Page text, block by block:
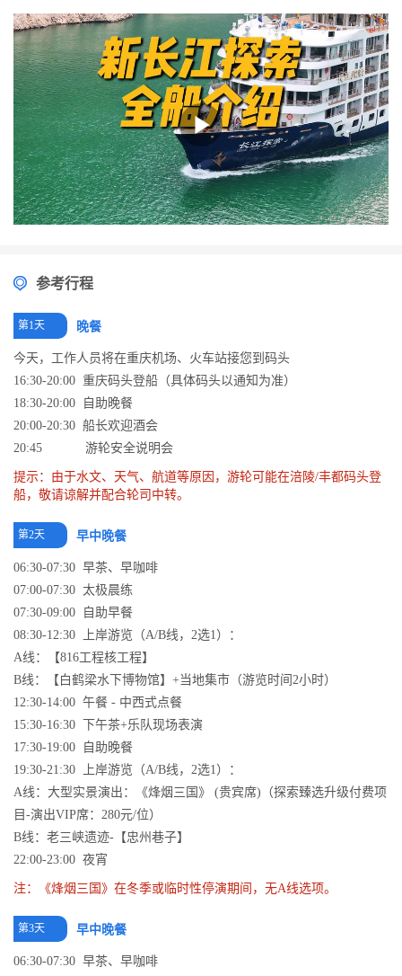
带来无与伦比的奢华游轮旅行体验。
参考行程
第1天 晚餐
今天，工作人员将在重庆机场、火车站接您到码头
16:30-20:00 重庆码头登船（具体码头以通知为准）
18:30-20:00 自助晚餐
20:00-20:30 船长欢迎酒会
20:45 游轮安全说明会
提示：由于水文、天气、航道等原因，游轮可能在涪陵/丰都码头登
船，敬请谅解并配合轮司中转。
第2天 早中晚餐
06:30-07:30 早茶、早咖啡
07:00-07:30 太极晨练
07:30-09:00 自助早餐
08:30-12:30 上岸游览（A/B线，2选1）：
A线：【816工程核工程】
B线：【白鹤梁水下博物馆】+当地集市（游览时间2小时）
12:30-14:00 午餐 - 中西式点餐
15:30-16:30 下午茶+乐队现场表演
17:30-19:00 自助晚餐
19:30-21:30 上岸游览（A/B线，2选1）：
A线：大型实景演出：《烽烟三国》 (贵宾席)（探索臻选升级付费项
目-演出VIP席：280元/位）
B线：老三峡遗迹-【忠州巷子】
22:00-23:00 夜宵
注：《烽烟三国》在冬季或临时性停演期间，无A线选项。
第3天 早中晚餐
06:30-07:30 早茶、早咖啡